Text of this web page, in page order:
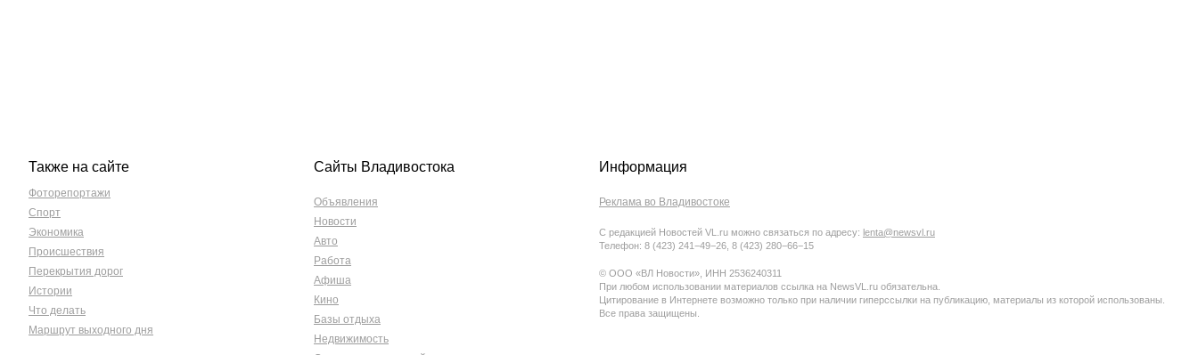
Также на сайте
Фоторепортажи
Спорт
Экономика
Происшествия
Перекрытия дорог
Истории
Что делать
Маршрут выходного дня
Сайты Владивостока
Объявления
Новости
Авто
Работа
Афиша
Кино
Базы отдыха
Недвижимость
Информация
Реклама во Владивостоке
С редакцией Новостей VL.ru можно связаться по адресу: lenta@newsvl.ru
Телефон: 8 (423) 241−49−26, 8 (423) 280−66−15
© ООО «ВЛ Новости», ИНН 2536240311
При любом использовании материалов ссылка на NewsVL.ru обязательна.
Цитирование в Интернете возможно только при наличии гиперссылки на публикацию, материалы из которой использованы.
Все права защищены.